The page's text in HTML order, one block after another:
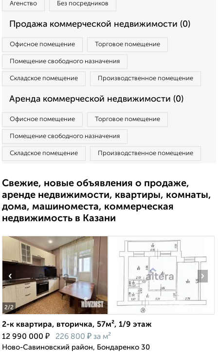
Агенство Без посредников
Продажа коммерческой недвижимости (0)
Офисное помещение Торговое помещение
Помещение свободного назначения
Складское помещение Производственное помещение
Аренда коммерческой недвижимости (0)
Офисное помещение Торговое помещение
Помещение свободного назначения
Складское помещение Производственное помещение
Свежие, новые объявления о продаже,
аренде недвижимости, квартиры, комнаты,
дома, машиноместа, коммерческая
недвижимость в Казани
2/2
‹ ›
2-к квартира, вторичка, 57м², 1/9 этаж
12 990 000 ₽ 226 800 ₽ за м²
Ново-Савиновский район, Бондаренко 30